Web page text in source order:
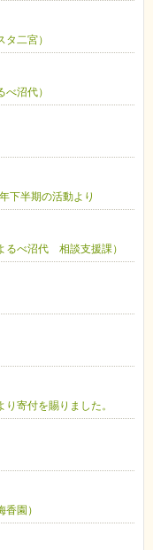
二宮）
沼代）
下半期の活動より
るべ沼代 相談支援課）
寄付を賜りました。
園）